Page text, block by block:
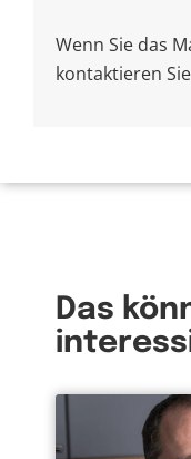
Wenn Sie das
kontaktieren
Das